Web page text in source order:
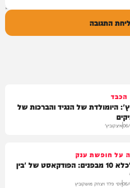
התגובה
הכבד
היומולדת של הנגיד והברכות של
איצקוביץ'
על חופשת ענק
הצצה לכלא 10 מבפנים: הפודקאסט של 'בין
יוסי פלד ויצחק מושקוביץ